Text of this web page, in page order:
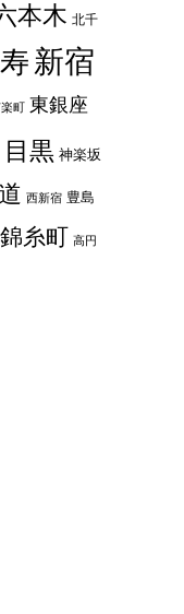
本木 北千
新宿
町 東銀座
目黒 神楽坂
西新宿 豊島
錦糸町 高円